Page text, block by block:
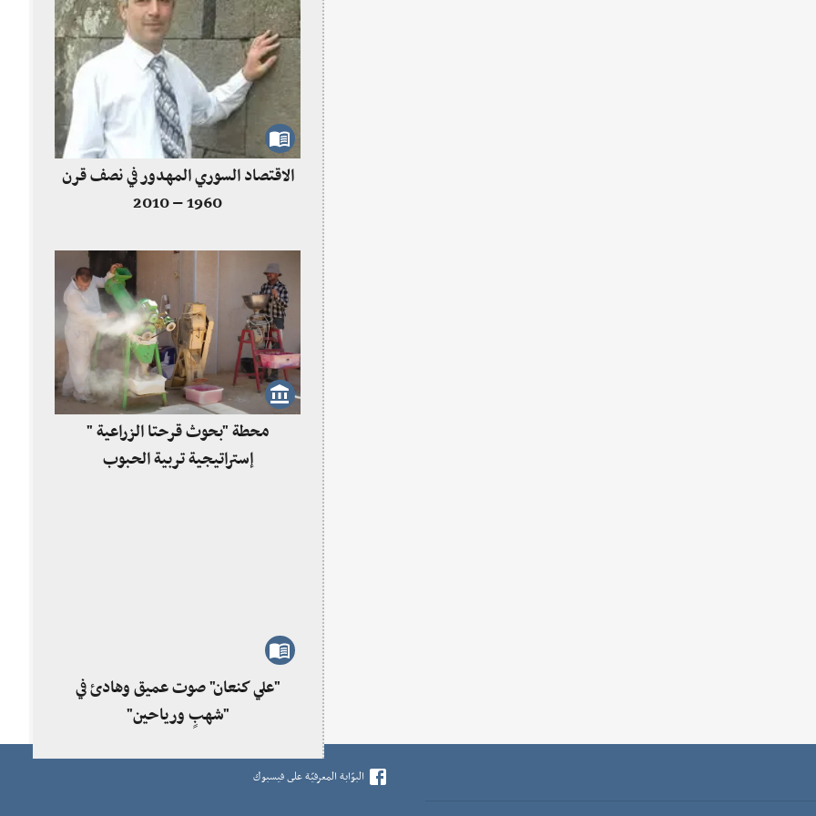
الاقتصاد السوري المهدور في نصف قرن
1960 – 2010
محطة "بحوث قرحتا الزراعية "
إستراتيجية تربية الحبوب
"علي كنعان" صوت عميق وهادئ في
"شهبٍ ورياحين"
البوّابة المعرفيّة على فيسبوك